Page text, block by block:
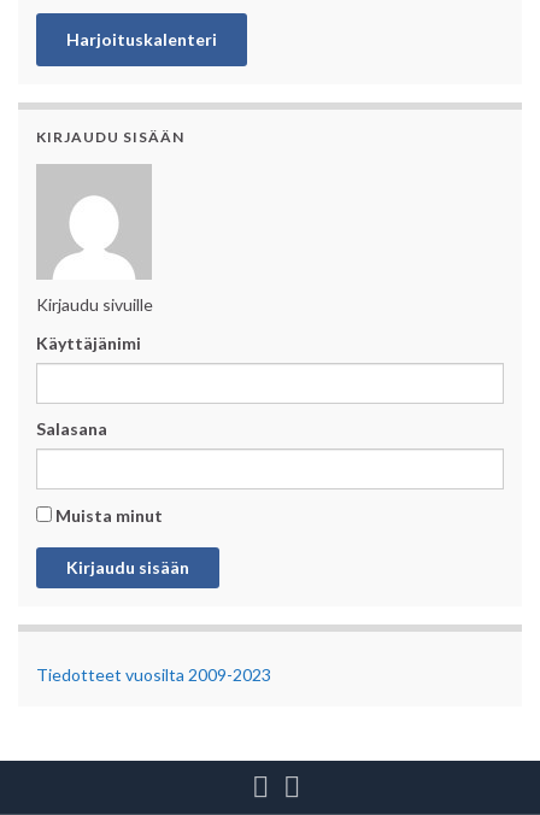
Harjoituskalenteri
KIRJAUDU SISÄÄN
Kirjaudu sivuille
Käyttäjänimi
Salasana
Muista minut
Tiedotteet vuosilta 2009-2023